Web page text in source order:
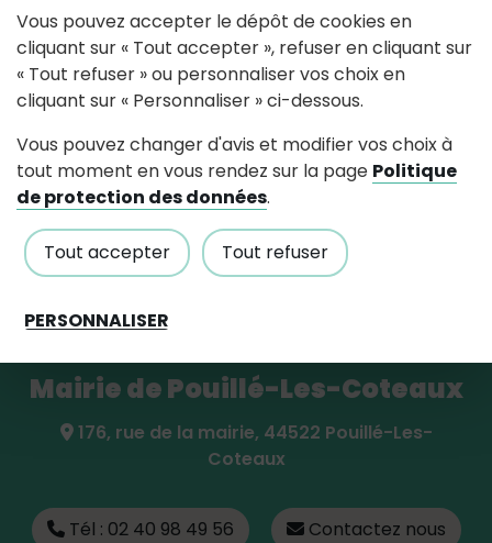
Vous pouvez accepter le dépôt de cookies en
cliquant sur « Tout accepter », refuser en cliquant sur
« Tout refuser » ou personnaliser vos choix en
cliquant sur « Personnaliser » ci-dessous.
Vous pouvez changer d'avis et modifier vos choix à
tout moment en vous rendez sur la page Politique
de protection des données.
Tout accepter Tout refuser
PERSONNALISER
Vallons-de-l'Erdre
Suivez-nous
Mairie de Pouillé-Les-Coteaux
176, rue de la mairie, 44522 Pouillé-Les-
Coteaux
Tél : 02 40 98 49 56 Contactez nous